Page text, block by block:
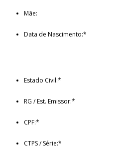
Mãe:
Data de Nascimento:*
Estado Civil:*
RG / Est. Emissor:*
CPF:*
CTPS / Série:*